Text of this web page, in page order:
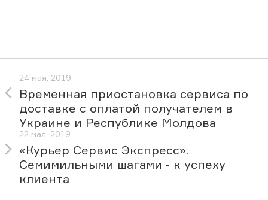
24 мая, 2019
Временная приостановка сервиса по
доставке с оплатой получателем в
Украине и Республике Молдова
22 мая, 2019
«Курьер Сервис Экспресс».
Семимильными шагами - к успеху
клиента